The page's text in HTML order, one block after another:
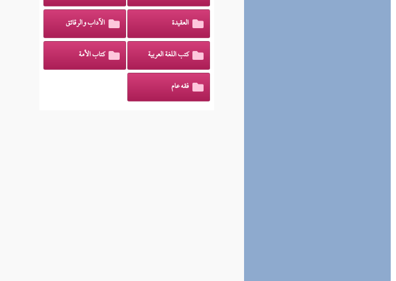
العقيدة الآداب والرقائق
كتب اللغة العربية كتاب الأمة
فقه عام